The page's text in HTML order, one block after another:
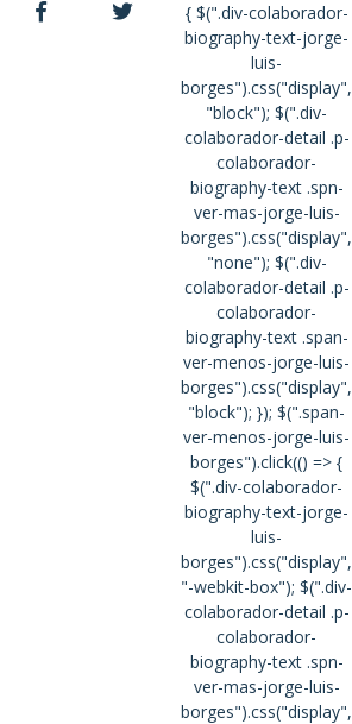
{ $(".div-colaborador-
biography-text-jorge-
luis-
borges").css("display",
"block"); $(".div-
colaborador-detail .p-
colaborador-
biography-text .spn-
ver-mas-jorge-luis-
borges").css("display",
"none"); $(".div-
colaborador-detail .p-
colaborador-
biography-text .span-
ver-menos-jorge-luis-
borges").css("display",
"block"); }); $(".span-
ver-menos-jorge-luis-
borges").click(() => {
$(".div-colaborador-
biography-text-jorge-
luis-
borges").css("display",
"-webkit-box"); $(".div-
colaborador-detail .p-
colaborador-
biography-text .spn-
ver-mas-jorge-luis-
borges").css("display",